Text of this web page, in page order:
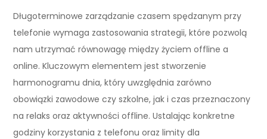
Długoterminowe zarządzanie czasem spędzanym przy
telefonie wymaga zastosowania strategii, które pozwolą
nam utrzymać równowagę między życiem offline a
online. Kluczowym elementem jest stworzenie
harmonogramu dnia, który uwzględnia zarówno
obowiązki zawodowe czy szkolne, jak i czas przeznaczony
na relaks oraz aktywności offline. Ustalając konkretne
godziny korzystania z telefonu oraz limity dla